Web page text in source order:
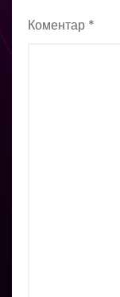
Коментар *